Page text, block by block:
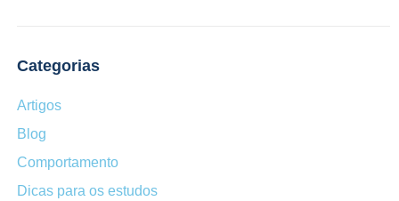
Categorias
Artigos
Blog
Comportamento
Dicas para os estudos